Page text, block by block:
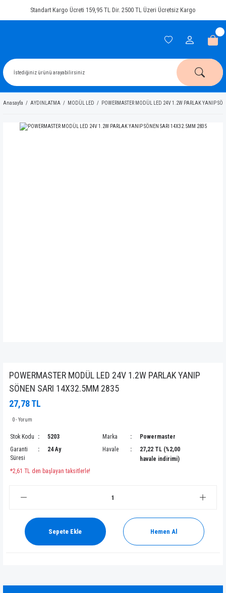
Standart Kargo Ücreti 159,95 TL Dir. 2500 TL Üzeri Ücretsiz Kargo
Anasayfa AYDINLATMA MODÜL LED POWERMASTER MODÜL LED 24V 1.2W PARLAK YANIP
POWERMASTER MODÜL LED 24V 1.2W PARLAK YANIP
SÖNEN SARI 14X32.5MM 2835
27,78 TL
0 - Yorum
Stok Kodu 5203 Marka
Powermaster
Garanti
Süresi
24 Ay Havale
27,22 TL (%2,00
havale indirimi)
*2,61 TL den başlayan taksitlerle!
Sepete Ekle Hemen Al